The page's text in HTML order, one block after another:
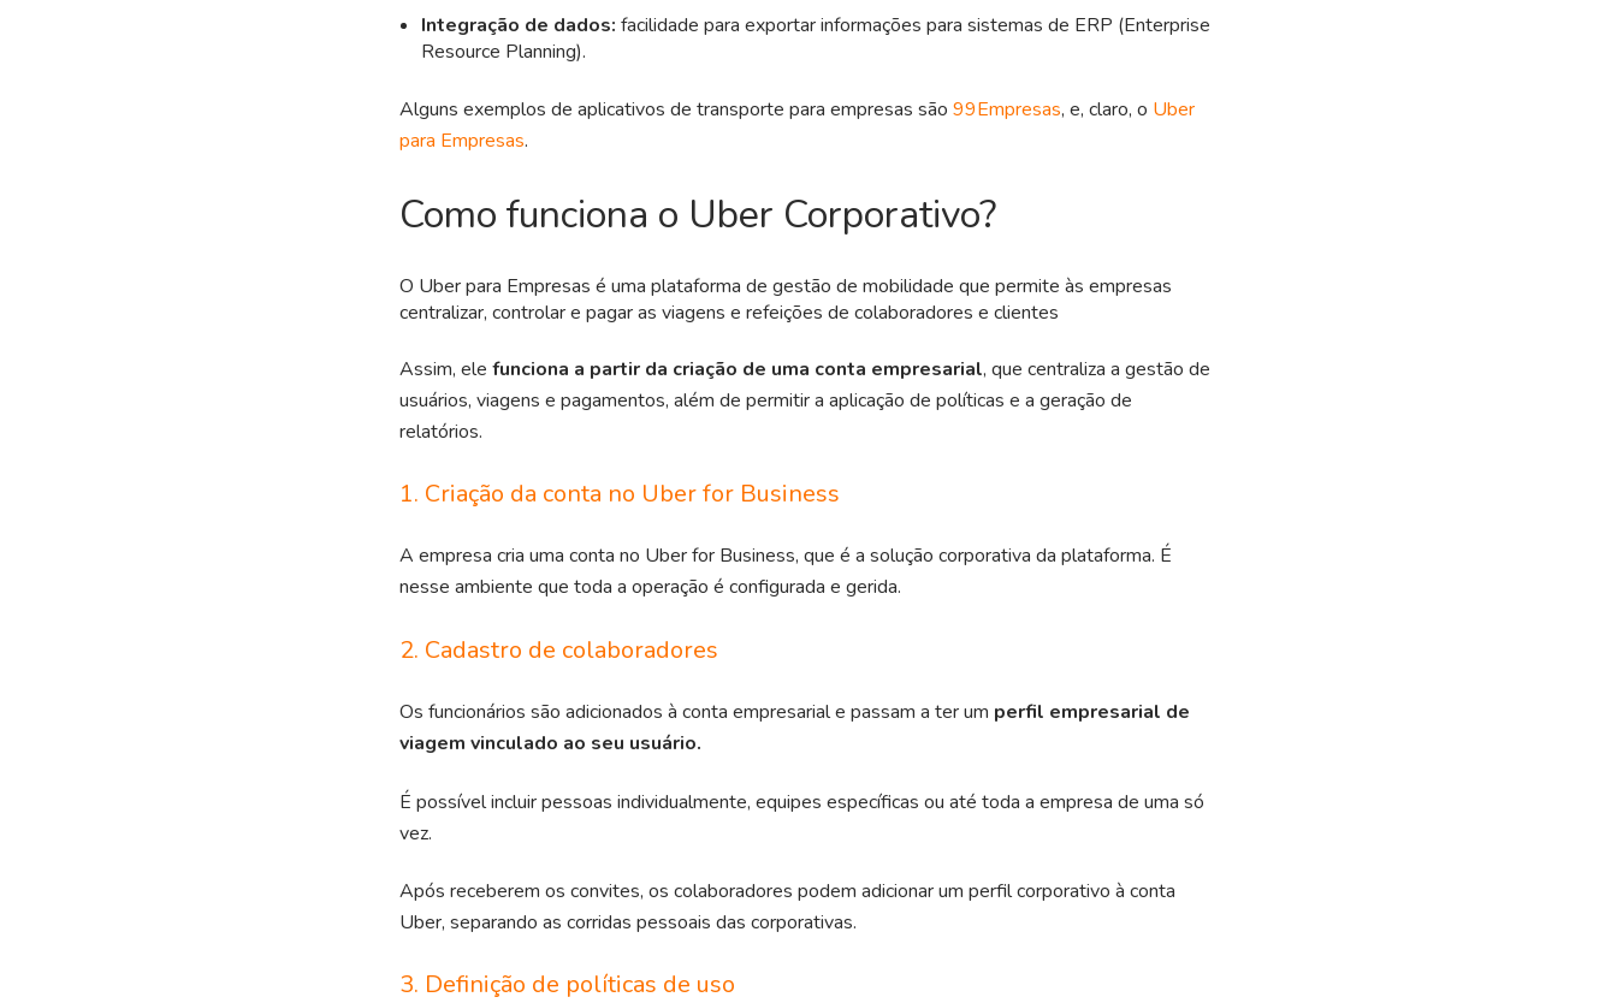
Integração de dados: facilidade para exportar informações para sistemas de ERP (Enterprise
Resource Planning).
Alguns exemplos de aplicativos de transporte para empresas são 99Empresas, e, claro, o Uber
para Empresas.
Como funciona o Uber Corporativo?
O Uber para Empresas é uma plataforma de gestão de mobilidade que permite às empresas
centralizar, controlar e pagar as viagens e refeições de colaboradores e clientes
Assim, ele funciona a partir da criação de uma conta empresarial, que centraliza a gestão de
usuários, viagens e pagamentos, além de permitir a aplicação de políticas e a geração de
relatórios.
1. Criação da conta no Uber for Business
A empresa cria uma conta no Uber for Business, que é a solução corporativa da plataforma. É
nesse ambiente que toda a operação é configurada e gerida.
2. Cadastro de colaboradores
Os funcionários são adicionados à conta empresarial e passam a ter um perfil empresarial de
viagem vinculado ao seu usuário.
É possível incluir pessoas individualmente, equipes específicas ou até toda a empresa de uma só
vez.
Após receberem os convites, os colaboradores podem adicionar um perfil corporativo à conta
Uber, separando as corridas pessoais das corporativas.
3. Definição de políticas de uso